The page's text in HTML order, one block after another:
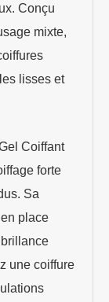
Conçu
mixte,
lisses et
Coiffant
forte
Sa
place
une coiffure